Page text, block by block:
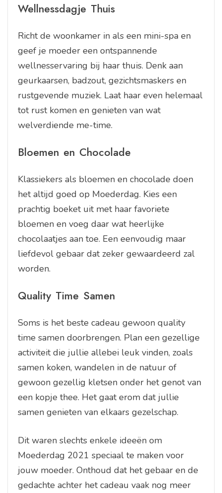
Wellnessdagje Thuis
Richt de woonkamer in als een mini-spa en
geef je moeder een ontspannende
wellnesservaring bij haar thuis. Denk aan
geurkaarsen, badzout, gezichtsmaskers en
rustgevende muziek. Laat haar even helemaal
tot rust komen en genieten van wat
welverdiende me-time.
Bloemen en Chocolade
Klassiekers als bloemen en chocolade doen
het altijd goed op Moederdag. Kies een
prachtig boeket uit met haar favoriete
bloemen en voeg daar wat heerlijke
chocolaatjes aan toe. Een eenvoudig maar
liefdevol gebaar dat zeker gewaardeerd zal
worden.
Quality Time Samen
Soms is het beste cadeau gewoon quality
time samen doorbrengen. Plan een gezellige
activiteit die jullie allebei leuk vinden, zoals
samen koken, wandelen in de natuur of
gewoon gezellig kletsen onder het genot van
een kopje thee. Het gaat erom dat jullie
samen genieten van elkaars gezelschap.
Dit waren slechts enkele ideeën om
Moederdag 2021 speciaal te maken voor
jouw moeder. Onthoud dat het gebaar en de
gedachte achter het cadeau vaak nog meer